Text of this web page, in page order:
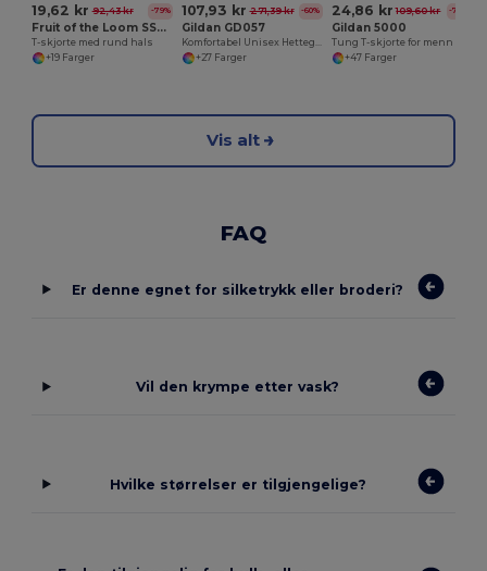
19,62 kr 92,43 kr -79%
Fruit of the Loom SS048
T-skjorte med rund hals
+19 Farger
107,93 kr 271,39 kr -60%
Gildan GD057
+27 Farger
24,86 kr 109,60 kr -77%
Gildan 5000
Tung T-skjorte for menn
+47 Farger
Vis alt
FAQ
Er denne egnet for silketrykk eller broderi?
Vil den krympe etter vask?
Hvilke størrelser er tilgjengelige?